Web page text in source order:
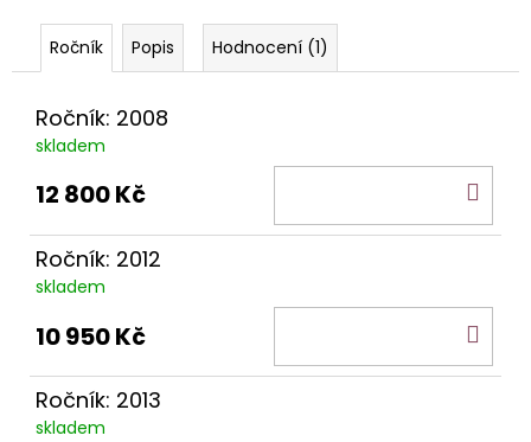
Popis Hodnocení (1)
Ročník: 2008
skladem
12 800 Kč
Ročník: 2012
skladem
10 950 Kč
Ročník: 2013
skladem
PINOT
GRIGIO
ALTO
DOC.
529